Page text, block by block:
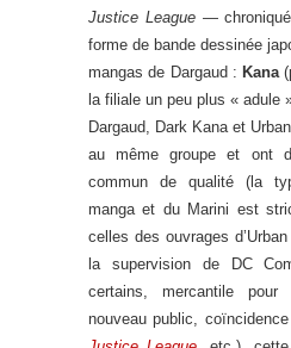
Justice League—
forme de bande dessinée
mangas de Dargaud : Kana
la filiale un peu plus « adule
Dargaud, Dark Kana et
au même groupe et ont
commun de qualité (la
manga et du Marini est
celles des ouvrages
la supervision de DC
certains, mercantile pour
nouveau public,